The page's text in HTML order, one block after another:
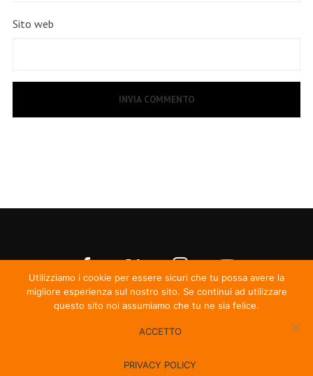
Sito web
Utilizziamo i cookie per essere sicuri che tu possa avere la
migliore esperienza sul nostro sito. Se continui ad utilizzare
questo sito noi assumiamo che tu ne sia felice.
ACCETTO
PRIVACY POLICY